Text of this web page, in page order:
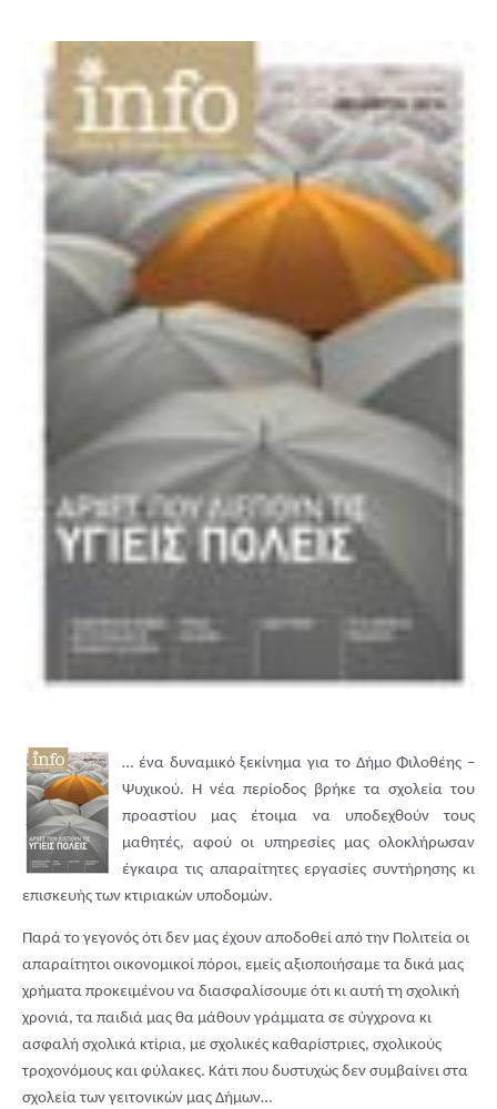
… ένα δυναμικό ξεκίνημα για το Δήμο Φιλοθέης –
Ψυχικού. Η νέα περίοδος βρήκε τα σχολεία του
προαστίου μας έτοιμα να υποδεχθούν τους
μαθητές, αφού οι υπηρεσίες μας ολοκλήρωσαν
έγκαιρα τις απαραίτητες εργασίες συντήρησης κι
επισκευής των κτιριακών υποδομών.
Παρά το γεγονός ότι δεν μας έχουν αποδοθεί από την Πολιτεία οι
απαραίτητοι οικονομικοί πόροι, εμείς αξιοποιήσαμε τα δικά μας
χρήματα προκειμένου να διασφαλίσουμε ότι κι αυτή τη σχολική
χρονιά, τα παιδιά μας θα μάθουν γράμματα σε σύγχρονα κι
ασφαλή σχολικά κτίρια, με σχολικές καθαρίστριες, σχολικούς
τροχονόμους και φύλακες. Κάτι που δυστυχώς δεν συμβαίνει στα
σχολεία των γειτονικών μας Δήμων…